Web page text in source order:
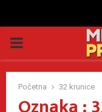
PRIMARY
MENU
Početna 32 krunice